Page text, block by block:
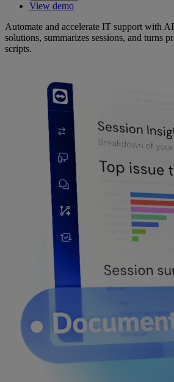
View demo
Automate and accelerate IT support with
solutions, summarizes sessions, and turns
scripts.